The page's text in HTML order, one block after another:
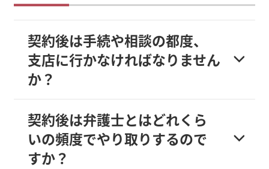
契約後は手続や相談の都度、
支店に行かなければなりません
か？
契約後は弁護士とはどれくら
いの頻度でやり取りするので
すか？